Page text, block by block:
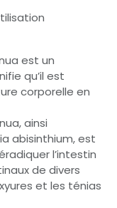
est un
qu’il est
corporelle en
ainsi
abisinthium, est
l’intestin
de divers
et les ténias